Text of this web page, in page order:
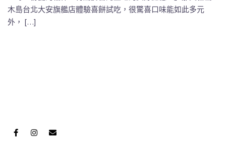
木島台北大安旗艦店體驗喜餅試吃，很驚喜口味能如此多元
外， […]